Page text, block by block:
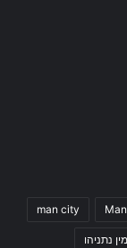
man city
נתניהו